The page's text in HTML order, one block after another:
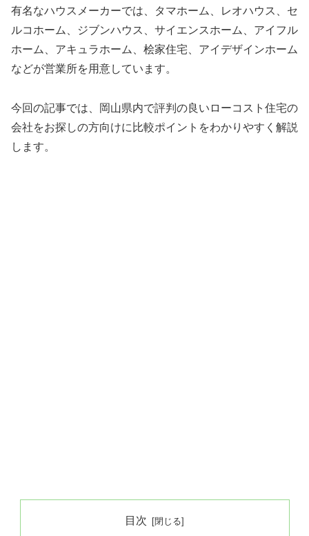
有名なハウスメーカーでは、タマホーム、レオハウス、セ
ルコホーム、ジブンハウス、サイエンスホーム、アイフル
ホーム、アキュラホーム、桧家住宅、アイデザインホーム
などが営業所を用意しています。
今回の記事では、岡山県内で評判の良いローコスト住宅の
会社をお探しの方向けに比較ポイントをわかりやすく解説
します。
目次